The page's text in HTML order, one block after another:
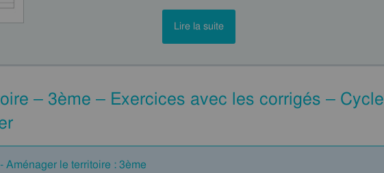
Lire la suite
– 3ème – Exercices avec les corrigés – Cycle
Aménager le territoire : 3ème